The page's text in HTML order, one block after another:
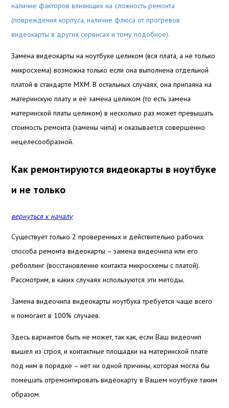
наличие факторов влияющих на сложность ремонта
(повреждения корпуса, наличие флюса от прогревов
видеокарты в других сервисах и тому подобное).
Замена видеокарты на ноутбуке целиком (вся плата, а не только
микросхема) возможна только если она выполнена отдельной
платой в стандарте MXM. В остальных случаях, она припаяна на
материнскую плату и её замена целиком (то есть замена
материнской платы целиком) в несколько раз может превышать
стоимость ремонта (замены чипа) и оказывается совершенно
нецелесообразной.
Как ремонтируются видеокарты в ноутбуке
и не только
вернуться к началу
Существует только 2 проверенных и действительно рабочих
способа ремонта видеокарты – замена видеочипа или его
реболлинг (восстановление контакта микросхемы с платой).
Рассмотрим, в каких случаях используются эти методы.
Замена видеочипа видеокарты ноутбука требуется чаще всего
и помогает в 100% случаев.
Здесь вариантов быть не может, так как, если Ваш видеочип
вышел из строя, и контактные площадки на материнской плате
под ним в порядке – нет ни одной причины, которая могла бы
помешать отремонтировать видеокарту в Вашем ноутбуке таким
образом.